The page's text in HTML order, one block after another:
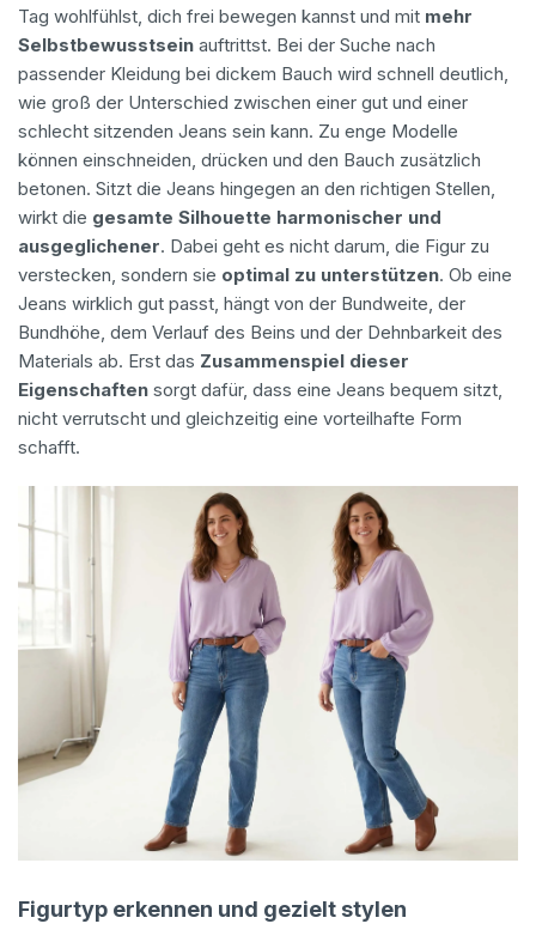
Tag wohlfühlst, dich frei bewegen kannst und mit mehr
Selbstbewusstsein auftrittst. Bei der Suche nach
passender Kleidung bei dickem Bauch wird schnell deutlich,
wie groß der Unterschied zwischen einer gut und einer
schlecht sitzenden Jeans sein kann. Zu enge Modelle
können einschneiden, drücken und den Bauch zusätzlich
betonen. Sitzt die Jeans hingegen an den richtigen Stellen,
wirkt die gesamte Silhouette harmonischer und
ausgeglichener. Dabei geht es nicht darum, die Figur zu
verstecken, sondern sie optimal zu unterstützen. Ob eine
Jeans wirklich gut passt, hängt von der Bundweite, der
Bundhöhe, dem Verlauf des Beins und der Dehnbarkeit des
Materials ab. Erst das Zusammenspiel dieser
Eigenschaften sorgt dafür, dass eine Jeans bequem sitzt,
nicht verrutscht und gleichzeitig eine vorteilhafte Form
schafft.
Figurtyp erkennen und gezielt stylen